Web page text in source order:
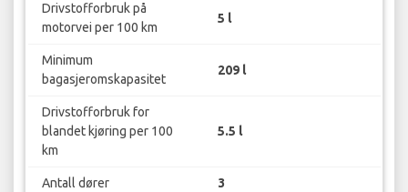
Drivstofforbruk på
motorvei per 100 km
5 l
Minimum
bagasjeromskapasitet
209 l
Drivstofforbruk for
blandet kjøring per 100
km
5.5 l
Antall dører 3